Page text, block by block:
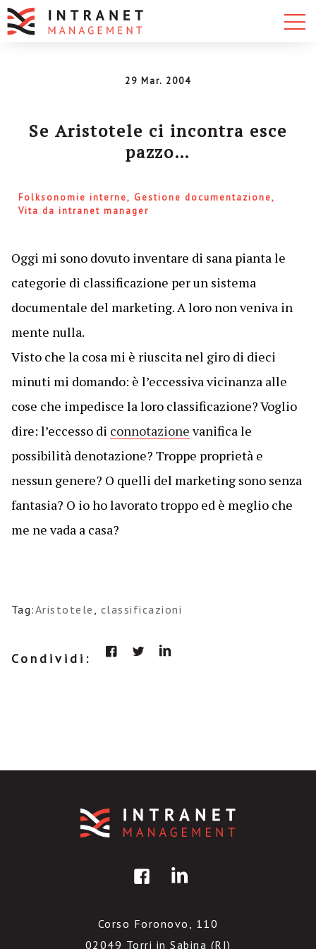
29 Mar. 2004
Se Aristotele ci incontra esce
pazzo…
Folksonomie interne
Gestione documentazione
Vita da intranet manager
Oggi mi sono dovuto inventare di sana pianta le
categorie di classificazione per un sistema
documentale del marketing. A loro non veniva in
mente nulla.
Visto che la cosa mi è riuscita nel giro di dieci
minuti mi domando: è l’eccessiva vicinanza alle
cose che impedisce la loro classificazione? Voglio
dire: l’eccesso di connotazione vanifica le
possibilità denotazione? Troppe proprietà e
nessun genere? O quelli del marketing sono senza
fantasia? O io ho lavorato troppo ed è meglio che
me ne vada a casa?
Tag:Aristotele , classificazioni
Condividi:
Corso Foronovo, 110
02049 Torri in Sabina (RI)